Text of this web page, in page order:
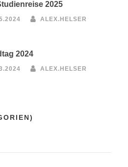
2025
ALEX.HELSER
2024
ALEX.HELSER